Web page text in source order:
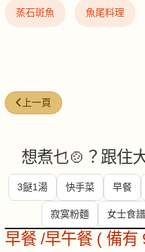
蒸石斑魚 魚尾料理
上一篇文章: 蒜頭豆豉蒸三文魚
上一頁
想煮乜🍲？跟住
3餸1湯 快手菜 早餐
寂寞粉麵 女士食譜
早餐 /早午餐 ( 備有